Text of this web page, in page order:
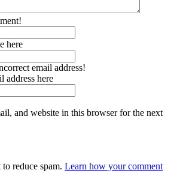
here
email address!
address here
and website in this browser for the next
reduce spam. Learn how your comment